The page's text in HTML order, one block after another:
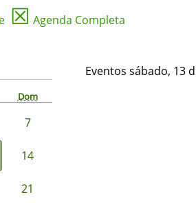
☒ Agenda Completa
Dom
7
14
21
Eventos sábado, 13